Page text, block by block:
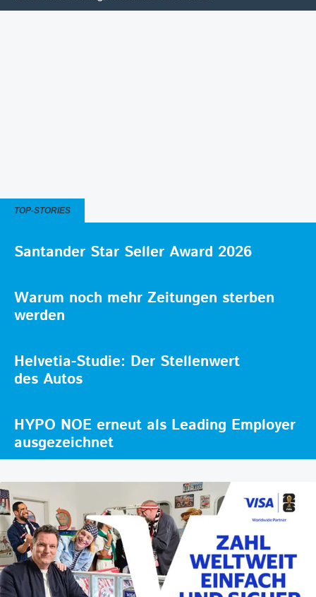
TOP-STORIES
Santander Star Seller Award 2026
Warum noch mehr Zeitungen sterben
werden
Helvetia-Studie: Der Stellenwert
des Autos
HYPO NOE erneut als Leading Employer
ausgezeichnet